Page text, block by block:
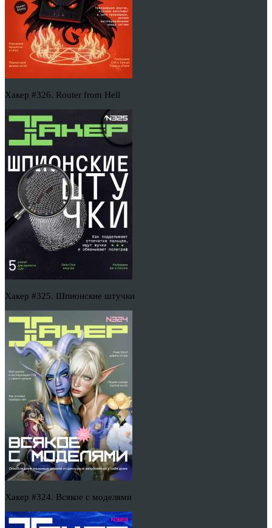
Хакер #326. Router from Hell
Хакер #325. Шпионские штучки
Хакер #324. Всякое с моделями